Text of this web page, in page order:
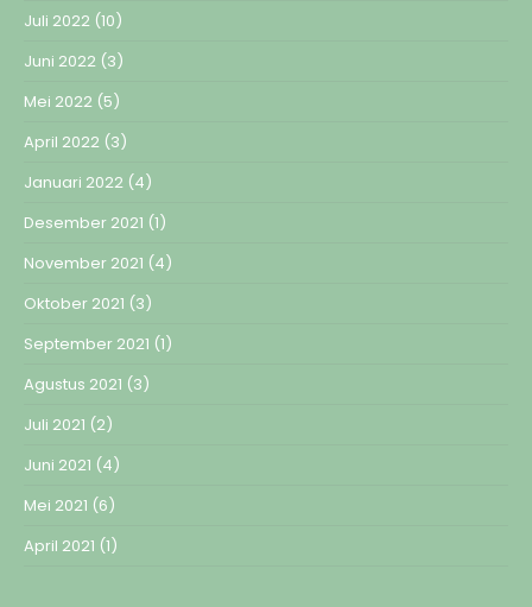
Juli 2022 (10)
Juni 2022 (3)
Mei 2022 (5)
April 2022 (3)
Januari 2022 (4)
Desember 2021 (1)
November 2021 (4)
Oktober 2021 (3)
September 2021 (1)
Agustus 2021 (3)
Juli 2021 (2)
Juni 2021 (4)
Mei 2021 (6)
April 2021 (1)